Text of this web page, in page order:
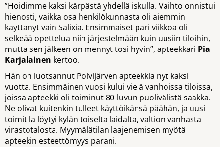
”Hoidimme kaksi kärpästä yhdellä iskulla. Vaihto onnistui
hienosti, vaikka osa henkilökunnasta oli aiemmin
käyttänyt vain Salixia. Ensimmäiset pari viikkoa oli
selkeää opettelua niin järjestelmään kuin uusiin tiloihin,
mutta sen jälkeen on mennyt tosi hyvin”, apteekkari Pia
Karjalainen kertoo.
Hän on luotsannut Polvijärven apteekkia nyt kaksi
vuotta. Ensimmäinen vuosi kului vielä vanhoissa tiloissa,
joissa apteekki oli toiminut 80-luvun puolivälistä saakka.
Ne olivat kuitenkin tulleet käyttöikänsä päähän, ja uusi
toimitila löytyi kylän toiselta laidalta, valtion vanhasta
virastotalosta. Myymälätilan laajenemisen myötä
apteekin esteettömyys parani.